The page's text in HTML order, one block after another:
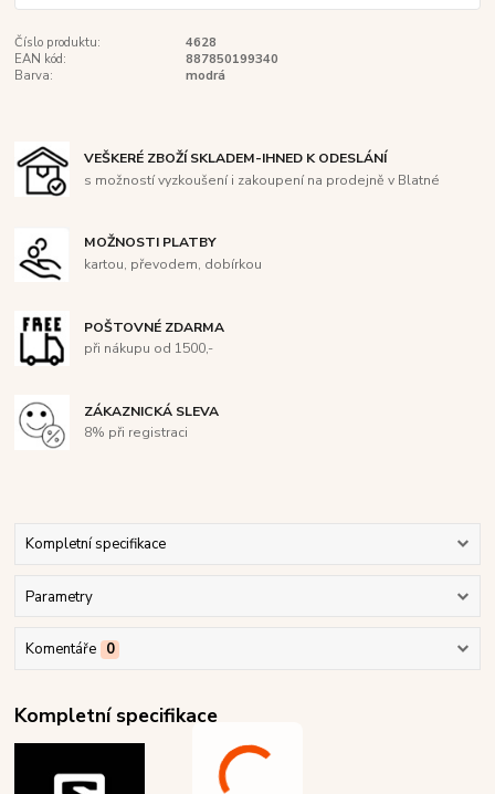
Číslo produktu:
4628
EAN kód:
887850199340
Barva:
modrá
VEŠKERÉ ZBOŽÍ SKLADEM-IHNED K ODESLÁNÍ
s možností vyzkoušení i zakoupení na prodejně v Blatné
MOŽNOSTI PLATBY
kartou, převodem, dobírkou
POŠTOVNÉ ZDARMA
při nákupu od 1500,-
ZÁKAZNICKÁ SLEVA
8% při registraci
Kompletní specifikace
Parametry
Komentáře 0
Kompletní specifikace